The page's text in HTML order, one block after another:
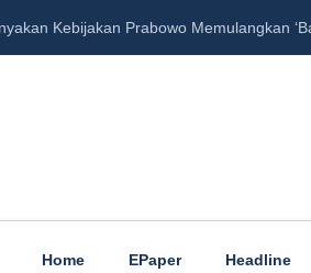
Kebijakan Prabowo Memulangkan
Home EPaper Headline